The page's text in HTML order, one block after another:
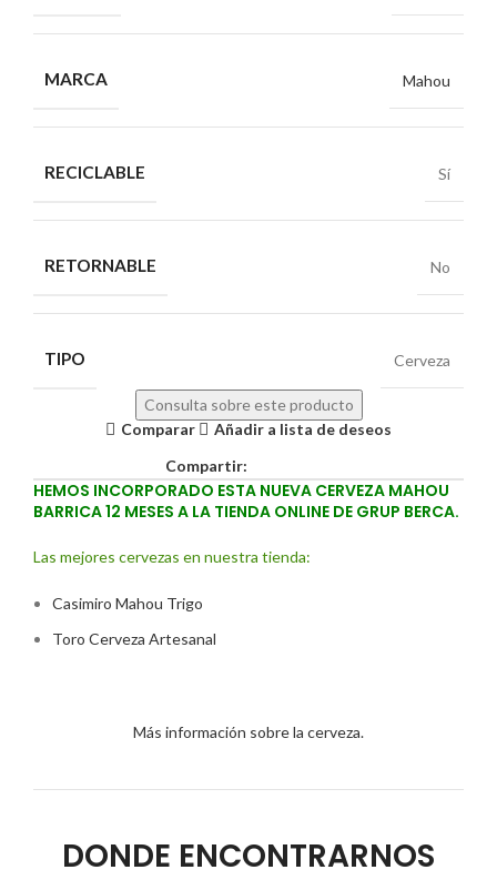
MARCA Mahou
RECICLABLE Sí
RETORNABLE No
TIPO Cerveza
Consulta sobre este producto
Comparar
Añadir a lista de deseos
Compartir:
HEMOS INCORPORADO ESTA NUEVA CERVEZA MAHOU
BARRICA 12 MESES A LA TIENDA ONLINE DE GRUP BERCA.
Las mejores cervezas en nuestra tienda:
Casimiro Mahou Trigo
Toro Cerveza Artesanal
Más información sobre la cerveza.
DONDE ENCONTRARNOS